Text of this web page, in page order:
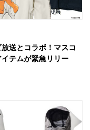
送とコラボ！マスコ
テムが緊急リリー